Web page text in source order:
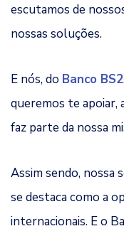
escutamos de
nossas soluções.
E nós, do Banco BS2
queremos te apoiar,
faz parte da nossa
Assim sendo, nossa
se destaca como a
internacionais. E o